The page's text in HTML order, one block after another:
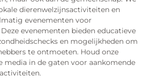
dierenwelzijnsactiviteiten en
evenementen voor
evenementen bieden educatieve
en mogelijkheden om
te ontmoeten. Houd onze
media in de gaten voor aankomende